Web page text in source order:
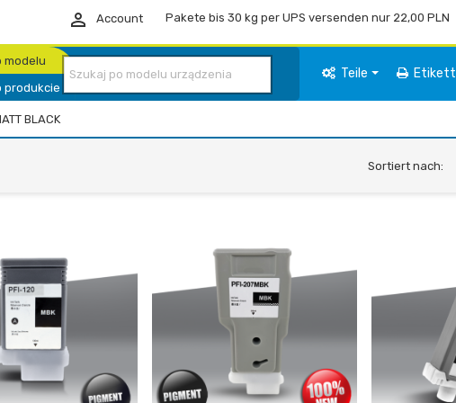
 Account Pakete bis 30 kg per UPS versenden nur 22,00 PLN
modelu
produkcie
Teile
BLACK
Sortiert nach: